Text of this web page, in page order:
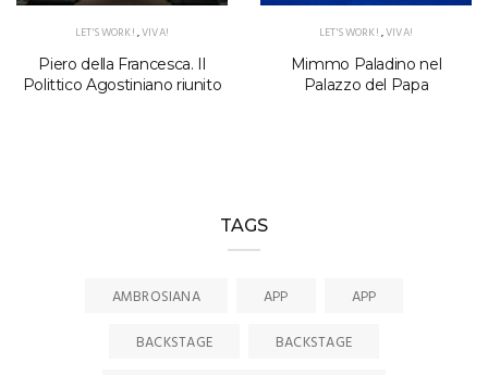
LET'S WORK!,VIVA!
Piero della Francesca. Il
Polittico Agostiniano riunito
LET'S WORK!,VIVA!
Mimmo Paladino nel
Palazzo del Papa
TAGS
AMBROSIANA APP
APP
BACKSTAGE
BACKSTAGE